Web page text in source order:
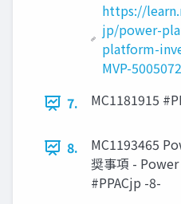
https://
jp/power-
platform-
MVP-5005072
7.
MC1181915
8.
MC1193465
奨事項 -
#PPACjp -8-